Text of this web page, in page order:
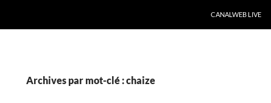
CANALWEB LIVE
Archives par mot-clé : chaize